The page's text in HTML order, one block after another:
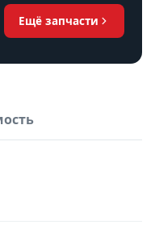
Ещё запчасти